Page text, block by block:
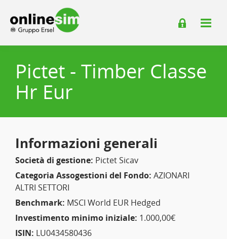
Pictet - Timber Classe
Hr Eur
Informazioni generali
Società di gestione: Pictet Sicav
Categoria Assogestioni del Fondo: AZIONARI
ALTRI SETTORI
Benchmark: MSCI World EUR Hedged
Investimento minimo iniziale: 1.000,00€
ISIN: LU0434580436